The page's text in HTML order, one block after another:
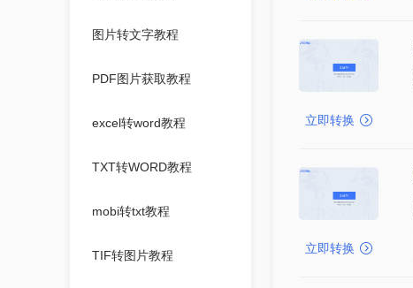
图片转文字教程
PDF图片获取教程
excel转word教程
TXT转WORD教程
mobi转txt教程
TIF转图片教程
立即转换
立即转换